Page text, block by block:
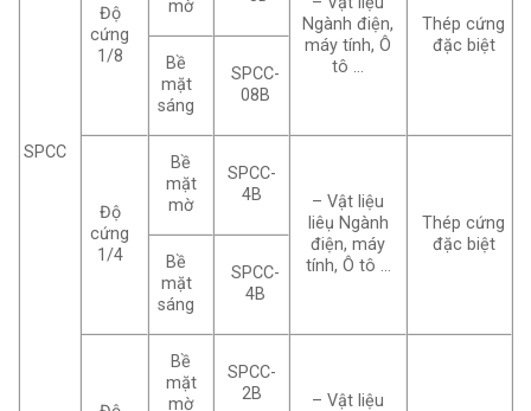
SPCC
Độ
cứng
1/8
mờ
Ngành điện,
máy tính, Ô
tô …
Thép cứng
đặc biệt
Bề
mặt
sáng
SPCC-
08B
Độ
cứng
1/4
Bề
mặt
mờ
SPCC-
4B
– Vật liệu
liêụ Ngành
điện, máy
tính, Ô tô …
Thép cứng
đặc biệt
Bề
mặt
sáng
SPCC-
4B
Bề
mặt
mờ
SPCC-
2B
– Vật liệu